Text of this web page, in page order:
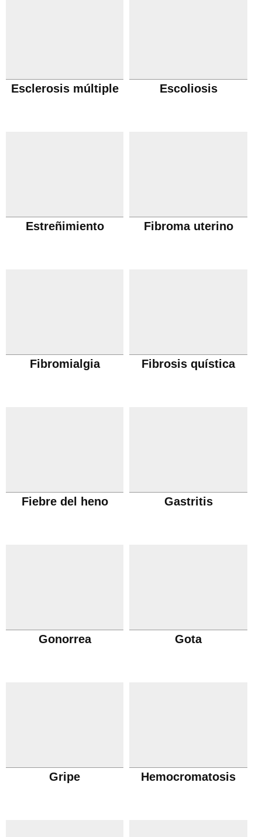
Esclerosis múltiple Escoliosis
Estreñimiento Fibroma uterino
Fibromialgia Fibrosis quística
Fiebre del heno Gastritis
Gonorrea Gota
Gripe Hemocromatosis